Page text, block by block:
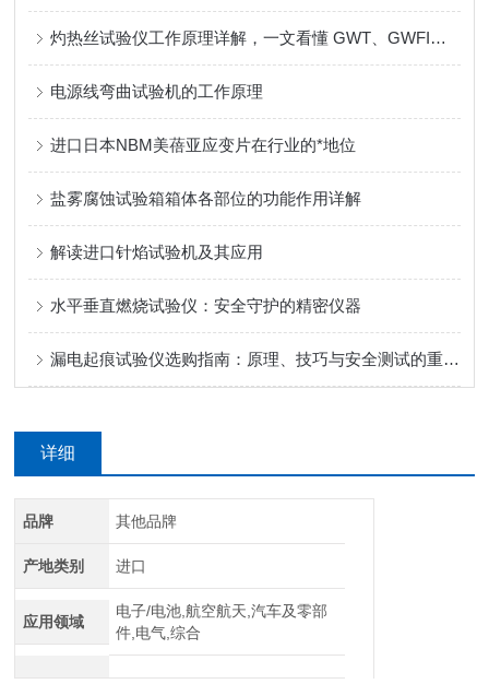
灼热丝试验仪工作原理详解，一文看懂 GWT、GWFI、GWIT 区别
电源线弯曲试验机的工作原理
进口日本NBM美蓓亚应变片在行业的*地位
盐雾腐蚀试验箱箱体各部位的功能作用详解
解读进口针焰试验机及其应用
水平垂直燃烧试验仪：安全守护的精密仪器
漏电起痕试验仪选购指南：原理、技巧与安全测试的重要性
详细
介绍
品牌 其他品牌
产地类别 进口
应用领域
电子/电池,航空航天,汽车及零部
件,电气,综合